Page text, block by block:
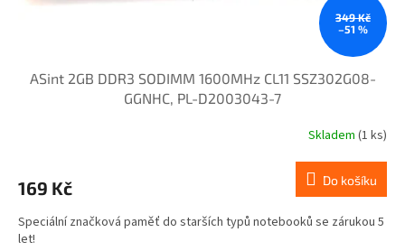
349 Kč
–51 %
ASint 2GB DDR3 SODIMM 1600MHz CL11 SSZ302G08-
GGNHC, PL-D2003043-7
Skladem (1 ks)
169 Kč Do košíku
Speciální značková paměť do starších typů notebooků se zárukou 5
let!